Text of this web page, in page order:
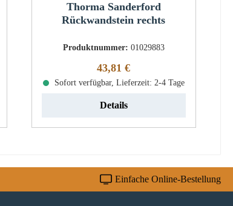
Thorma Sanderford
Rückwandstein rechts
Produktnummer: 01029883
Regulärer Preis:
43,81 €
Sofort verfügbar, Lieferzeit: 2-4 Tage
Details
Einfache Online-Bestellung